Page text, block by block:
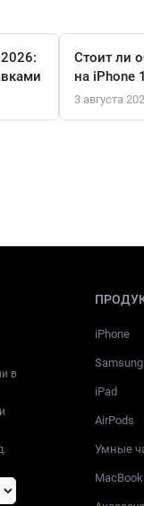
Стоит ли
на iPhone
3 августа
в
iPhone
Samsung
iPad
AirPods
Умные
MacBook